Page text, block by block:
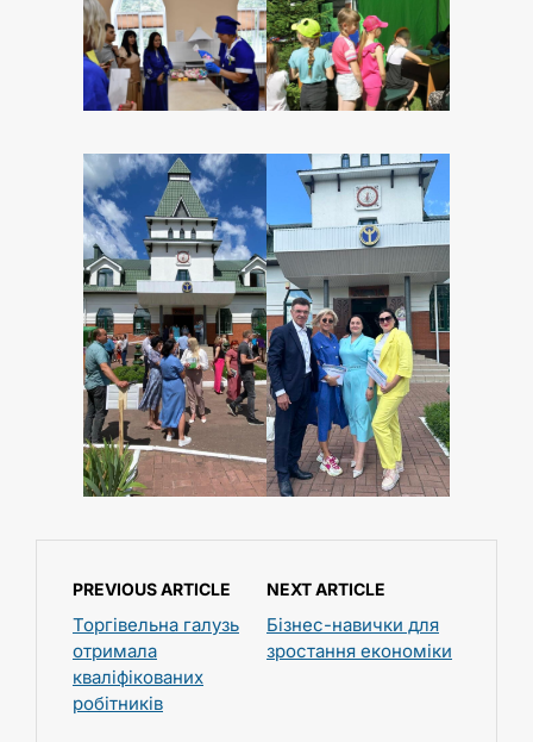
PREVIOUS ARTICLE
Торгівельна галузь
отримала
кваліфікованих
робітників
NEXT ARTICLE
Бізнес-навички для
зростання економіки